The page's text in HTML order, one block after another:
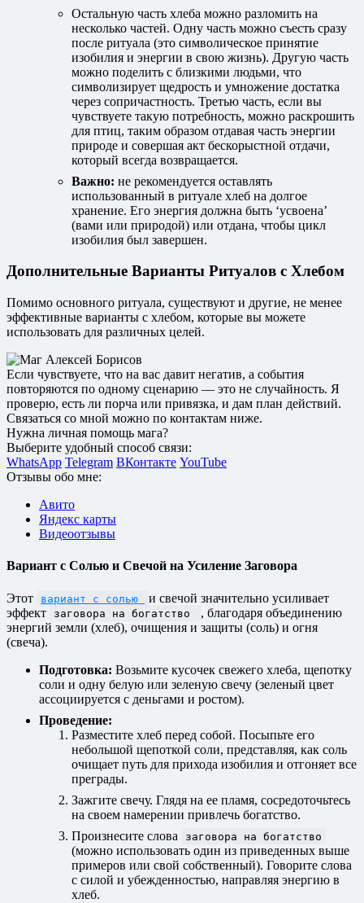
Остальную часть хлеба можно разломить на
несколько частей. Одну часть можно съесть сразу
после ритуала (это символическое принятие
изобилия и энергии в свою жизнь). Другую часть
можно поделить с близкими людьми, что
символизирует щедрость и умножение достатка
через сопричастность. Третью часть, если вы
чувствуете такую потребность, можно раскрошить
для птиц, таким образом отдавая часть энергии
природе и совершая акт бескорыстной отдачи,
который всегда возвращается.
Важно: не рекомендуется оставлять
использованный в ритуале хлеб на долгое
хранение. Его энергия должна быть ‘усвоена’
(вами или природой) или отдана, чтобы цикл
изобилия был завершен.
Дополнительные Варианты Ритуалов с Хлебом
Помимо основного ритуала, существуют и другие, не менее
эффективные варианты с хлебом, которые вы можете
использовать для различных целей.
Если чувствуете, что на вас давит негатив, а события
повторяются по одному сценарию — это не случайность. Я
проверю, есть ли порча или привязка, и дам план действий.
Связаться со мной можно по контактам ниже.
Нужна личная помощь мага?
Выберите удобный способ связи:
WhatsApp Telegram ВКонтакте YouTube
Отзывы обо мне:
Авито
Яндекс карты
Видеоотзывы
Вариант с Солью и Свечой на Усиление Заговора
Этот вариант с солью
и свечой значительно усиливает
эффект
заговора на богатство
, благодаря объединению
энергий земли (хлеб), очищения и защиты (соль) и огня
(свеча).
Подготовка: Возьмите кусочек свежего хлеба, щепотку
соли и одну белую или зеленую свечу (зеленый цвет
ассоциируется с деньгами и ростом).
Проведение:
Разместите хлеб перед собой. Посыпьте его
небольшой щепоткой соли, представляя, как соль
очищает путь для прихода изобилия и отгоняет все
преграды.
Зажгите свечу. Глядя на ее пламя, сосредоточьтесь
на своем намерении привлечь богатство.
Произнесите слова
заговора на богатство
(можно использовать один из приведенных выше
примеров или свой собственный). Говорите слова
с силой и убежденностью, направляя энергию в
хлеб.